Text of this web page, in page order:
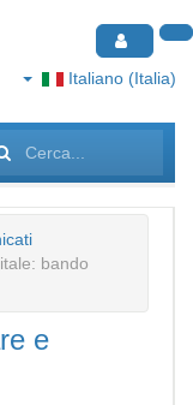
Italiano (Italia)
bando
e